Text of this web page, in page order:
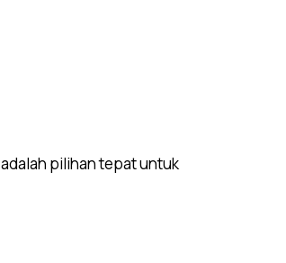
adalah pilihan tepat untuk